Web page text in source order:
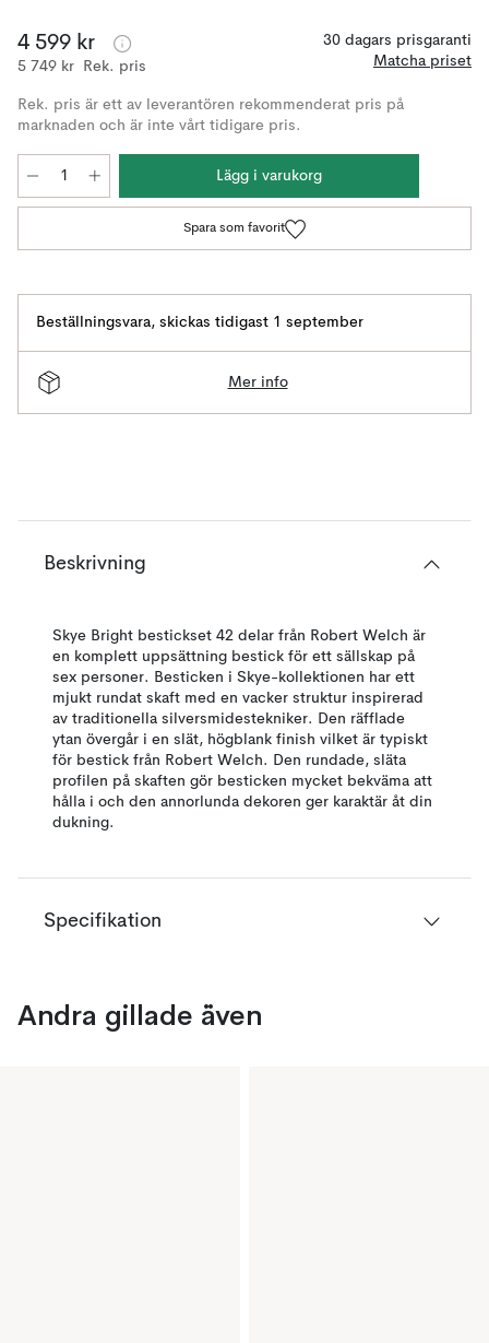
4 599 kr
5 749 kr Rek. pris
30 dagars prisgaranti
Matcha priset
Rek. pris är ett av leverantören rekommenderat pris på
marknaden och är inte vårt tidigare pris.
Lägg i varukorg
Spara som favorit
Beställningsvara, skickas tidigast 1 september
Mer info
Beskrivning
Skye Bright bestickset 42 delar från Robert Welch är
en komplett uppsättning bestick för ett sällskap på
sex personer. Besticken i Skye-kollektionen har ett
mjukt rundat skaft med en vacker struktur inspirerad
av traditionella silversmidestekniker. Den räfflade
ytan övergår i en slät, högblank finish vilket är typiskt
för bestick från Robert Welch. Den rundade, släta
profilen på skaften gör besticken mycket bekväma att
hålla i och den annorlunda dekoren ger karaktär åt din
dukning.
Specifikation
Andra gillade även